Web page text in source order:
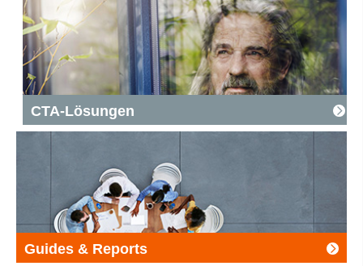
Hier erfahren Sie mehr zur Kooperation zwischen Aon
und Metzler Pension Management.
CTA-Lösungen
Guides & Reports